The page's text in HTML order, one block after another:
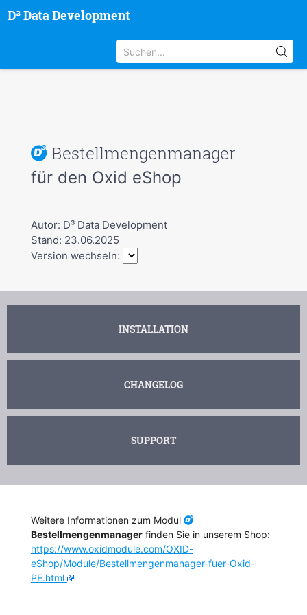
D³ Data Development
Bestellmengenmanager
für den Oxid eShop
Autor: D³ Data Development
Stand: 23.06.2025
Version wechseln:
INSTALLATION
CHANGELOG
SUPPORT
Weitere Informationen zum Modul
Bestellmengenmanagerfinden Sie in unserem Shop:
https://www.oxidmodule.com/OXID-
eShop/Module/Bestellmengenmanager-fuer-Oxid-
PE.html